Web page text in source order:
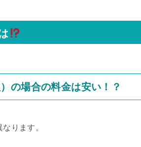
の場合の料金は安い！？
ります。